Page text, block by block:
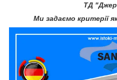
ТД
Ми задаємо критерії